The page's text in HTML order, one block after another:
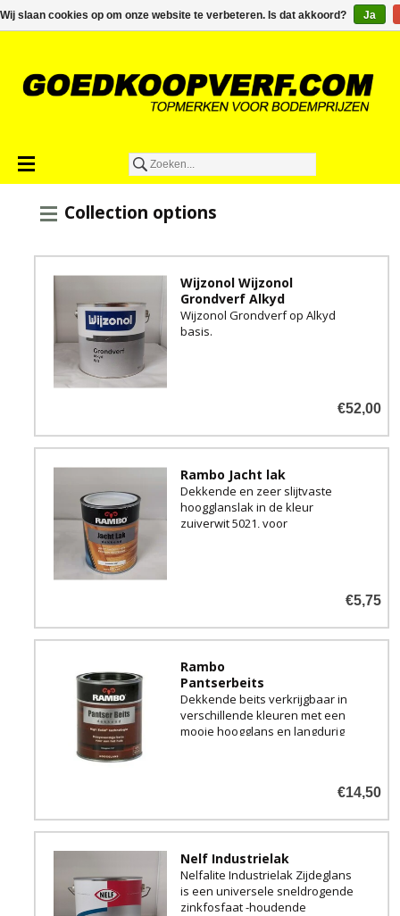
€0,00
Collection options
Wijzonol Wijzonol
Grondverf Alkyd
Wijzonol Grondverf op Alkyd
basis.
€52,00
Rambo Jacht lak
Dekkende en zeer slijtvaste
hoogglanslak in de kleur
zuiverwit 5021, voor
€5,75
Rambo
Pantserbeits
Dekkende beits verkrijgbaar in
verschillende kleuren met een
mooie hoogglans en langdurig
€14,50
Nelf Industrielak
Nelfalite Industrielak Zijdeglans
is een universele sneldrogende
zinkfosfaat -houdende
Wij slaan cookies op om onze website te verbeteren. Is dat akkoord? Ja